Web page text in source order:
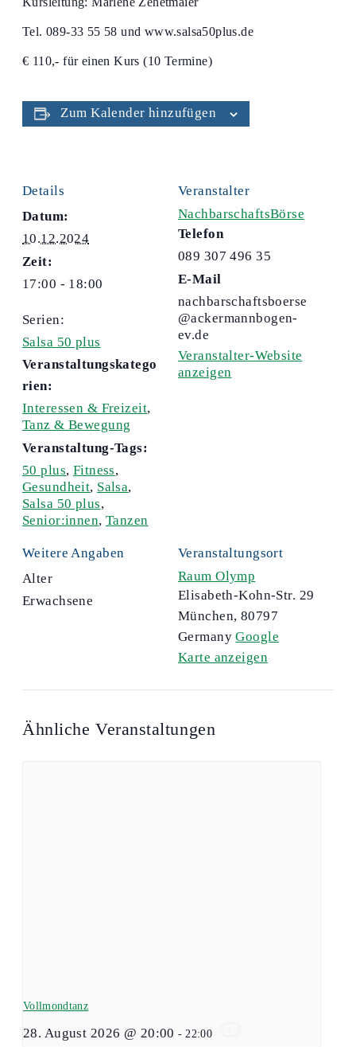
Tel. 089-33 55 58 und www.salsa50plus.de
€ 110,- für einen Kurs (10 Termine)
Zum Kalender hinzufügen
Details
Datum:
10.12.2024
Zeit:
17:00 - 18:00
Serien:
Salsa 50 plus
Veranstaltungskatego
rien:
Interessen & Freizeit,
Tanz & Bewegung
Veranstaltung-Tags:
50 plus, Fitness,
Gesundheit, Salsa,
Salsa 50 plus,
Senior:innen, Tanzen
Veranstaltungsort
Raum Olymp
Elisabeth-Kohn-Str. 29
München, 80797
Germany Google
Karte anzeigen
Veranstalter
NachbarschaftsBörse
Telefon
089 307 496 35
E-Mail
nachbarschaftsboerse
@ackermannbogen-
ev.de
Veranstalter-Website
anzeigen
Weitere Angaben
Alter
Erwachsene
Ähnliche Veranstaltungen
Vollmondtanz
28. August 2026 @ 20:00 - 22:00